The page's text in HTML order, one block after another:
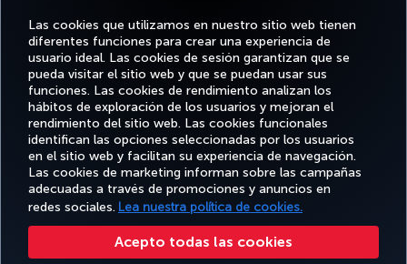
Las cookies que utilizamos en nuestro sitio web tienen
diferentes funciones para crear una experiencia de
usuario ideal. Las cookies de sesión garantizan que se
pueda visitar el sitio web y que se puedan usar sus
funciones. Las cookies de rendimiento analizan los
hábitos de exploración de los usuarios y mejoran el
rendimiento del sitio web. Las cookies funcionales
identifican las opciones seleccionadas por los usuarios
en el sitio web y facilitan su experiencia de navegación.
Las cookies de marketing informan sobre las campañas
adecuadas a través de promociones y anuncios en
redes sociales. Lea nuestra política de cookies.
Acepto todas las cookies
Facebook
TwitterInstagram
YouTubeLinkedIn
TikTokBlog Pinterest
RESERVE Y
GESTIONE
DISFRUTE
DE
OFERTAS
Y
DESTINOS
AYUDA MILES&SMILES
Cambiar la configuración de cookies Programa de atención al cliente DOT de EE. UU.